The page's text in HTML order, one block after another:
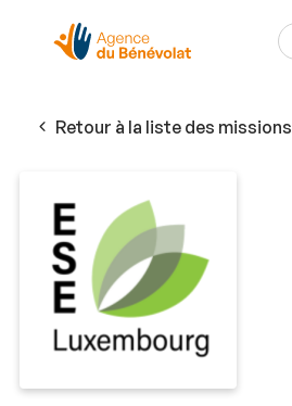
Retour à la liste des missions